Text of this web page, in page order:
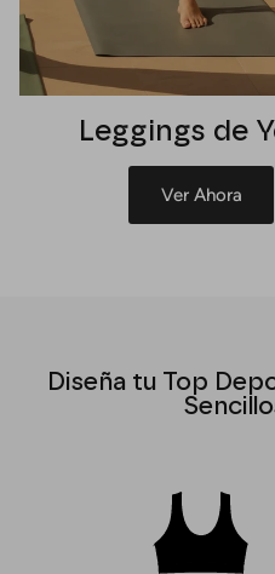
Leggings de
Ver Ahora
Diseña tu Top